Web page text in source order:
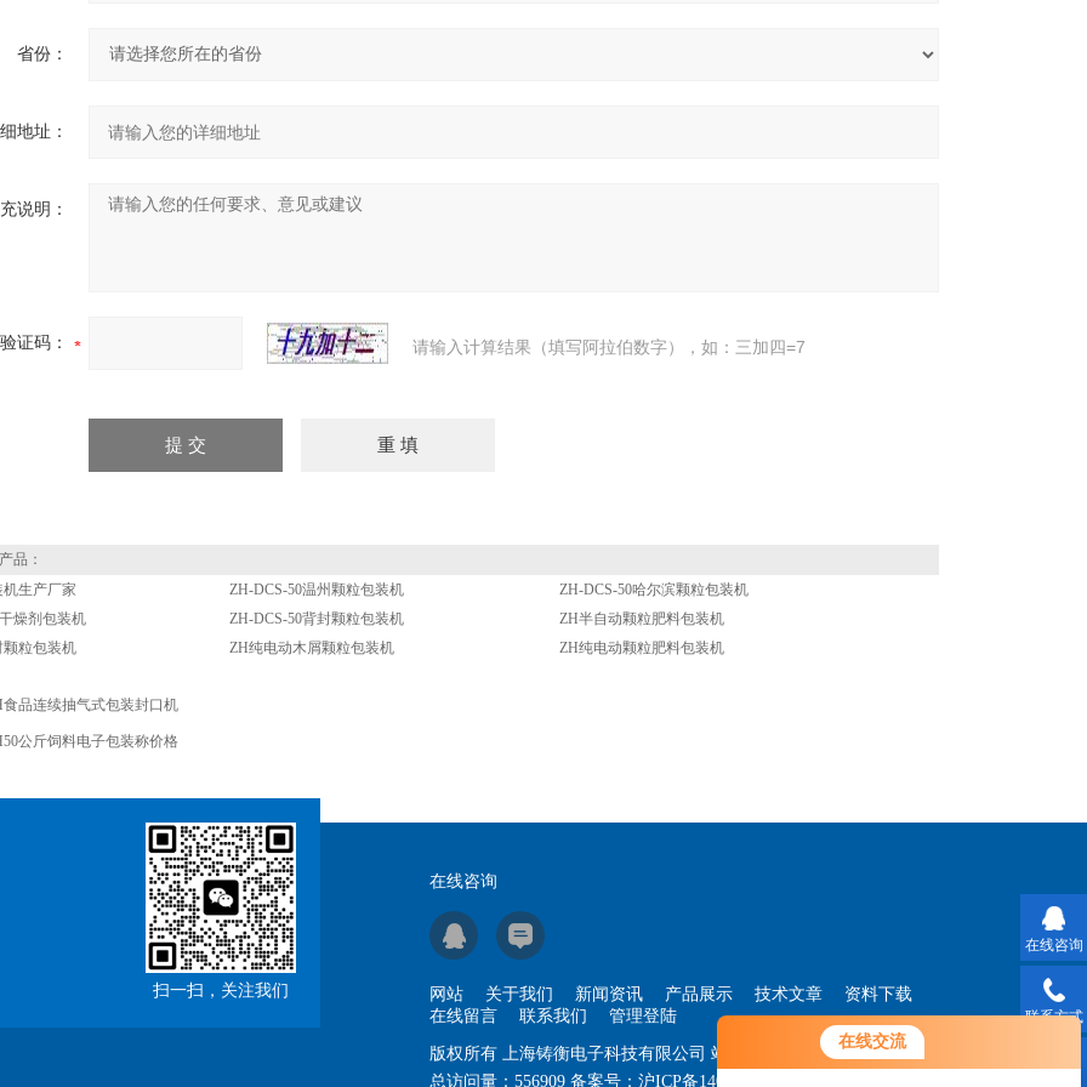
在线交流
您好！欢迎前来咨询，很高兴为您
服务，请问您要咨询什么问题呢？
省份：
地址：
说明：
验证码： 请输入计算结果（填写阿拉伯数字），如：三加四=7
品：
生产厂家
ZH-DCS-50温州颗粒包装机
ZH-DCS-50哈尔滨颗粒包装机
燥剂包装机
ZH-DCS-50背封颗粒包装机
ZH半自动颗粒肥料包装机
颗粒包装机
ZH纯电动木屑颗粒包装机 ZH纯电动颗粒肥料包装机
食品连续抽气式包装封口机
公斤饲料电子包装称价格
扫一扫，关注我们
在线咨询
网站 关于我们 新闻资讯 产品展示 技术文章
资料下载
在线留言
联系我们 管理登陆
版权所有 上海铸衡电子科技有限公司 站点地图
总访问量： 556909 备案号： 沪ICP备14030360号-33
在线咨询
联系方式